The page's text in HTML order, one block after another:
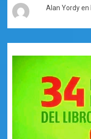
Alan Yordyen